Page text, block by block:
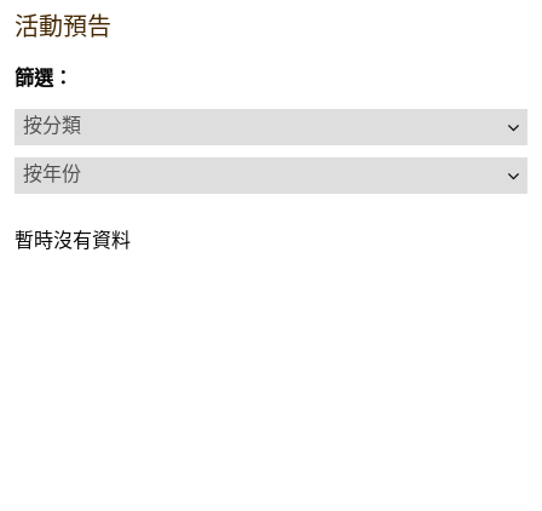
動
及
消
息
動
活動預告
篩選：
按
分
類
按
年
暫時沒有資料